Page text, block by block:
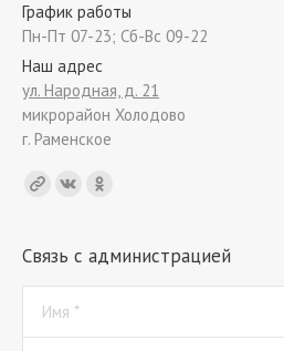
График работы
Пн-Пт 07-23; Сб-Вс 09-22
Наш адрес
ул. Народная, д. 21
микрорайон Холодово
г. Раменское
Find us on:
Связь с администрацией
Имя *